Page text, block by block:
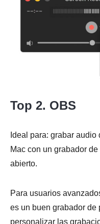
Top 2. OBS
Ideal para: grabar
Mac con un grabador
abierto.
Para usuarios
es un buen grabador
personalizar las